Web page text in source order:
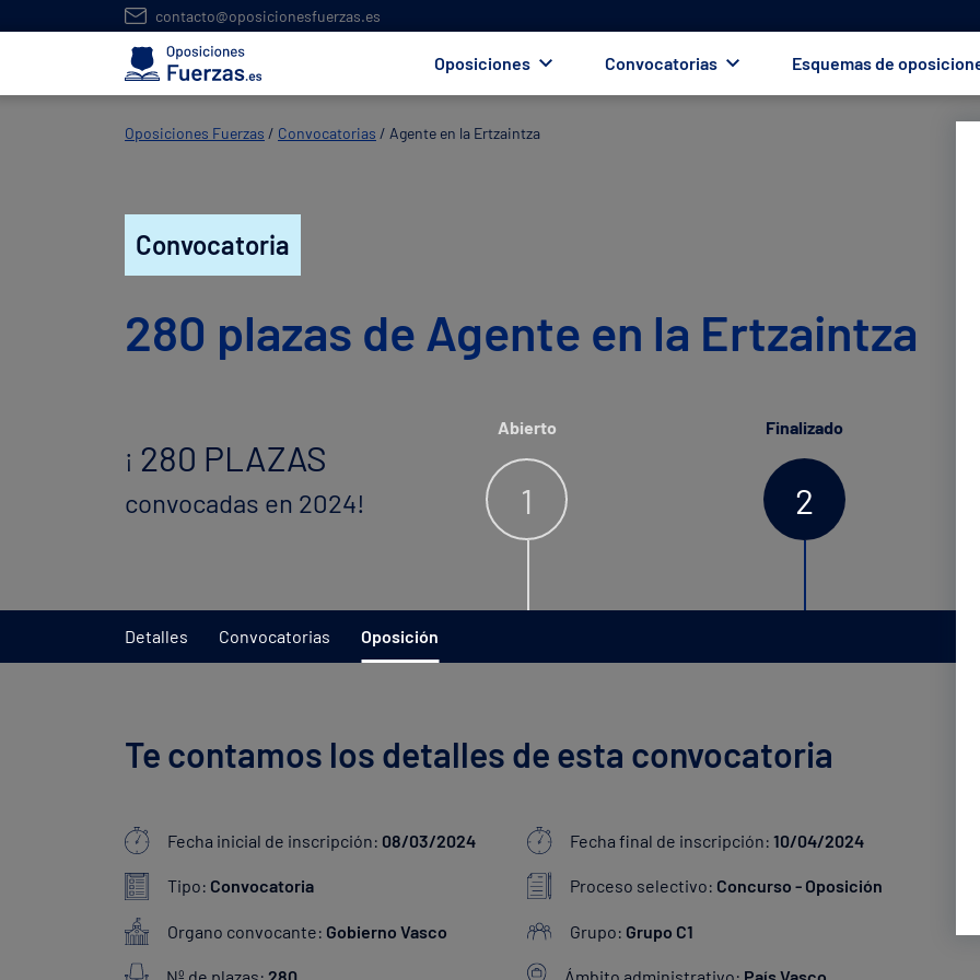
contacto@oposicionesfuerzas.es
Oposiciones Convocatorias Esquemas de
Oposiciones Fuerzas / Convocatorias / Agente en la Ertzaintza
Convocatoria
280 plazas de Agente en la Ertzaintza
¡ 280 PLAZAS
convocadas en 2024!
Abierto
1
Finalizado
2
Detalles Convocatorias Oposición
Te contamos los detalles de esta convocatoria
Fecha inicial de inscripción: 08/03/2024 Fecha final de inscripción: 10/04/2024
Tipo: Convocatoria Proceso selectivo: Concurso - Oposición
Organo convocante: Gobierno Vasco Grupo: Grupo C1